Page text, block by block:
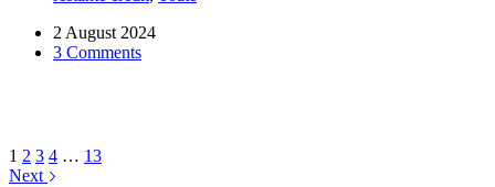
din
2006!
2 August 2024
3 Comments
1 2 3 4 … 13
Next